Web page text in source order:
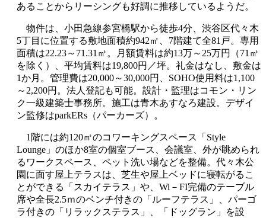
あることからリーシングも好調に推移しているようだ。
物件は、小田急線参宮橋駅から徒歩4分、渋谷区代々木
5丁目に位置する敷地面積約942㎡、7階建て全81戸。専用
面積は22.23～71.31㎡。月額賃料は約13万～25万円（71㎡
を除く）、平均賃料は19,800円／坪。礼金はなし、敷金は
1か月。管理費は20,000～30,000円、SOHO使用料は1,100
～2,200円。法人登記も可能。設計・監理はコモン・リン
ク一級建築士事務所。施工は青木あすなろ建設。デザイ
ン監修はparkERs（パーカーズ）。
1階には約120㎡のコワーキングスペース「Style
Lounge」のほか8室の個室ブース、会議室、外が眺められ
るワークスペース、ペット洗い場などを整備。代々木公
園に面す屋上テラスは、芝生や屋上ベッドに寝転がるこ
とができる「スカイテラス」や、Wi－FI完備のテーブル
席や全長2.5ｍのベンチ付きの「ルーフテラス」、パーゴ
ラ付きの「リラックステラス」、「ドッグラン」を設